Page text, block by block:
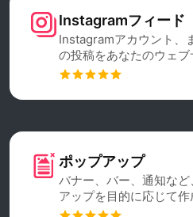
Instagramフィード
Instagramアカウント、
の投稿をあなたのウェ
ポップアップ
バナー、バー、通知な
アップを目的に応じて作